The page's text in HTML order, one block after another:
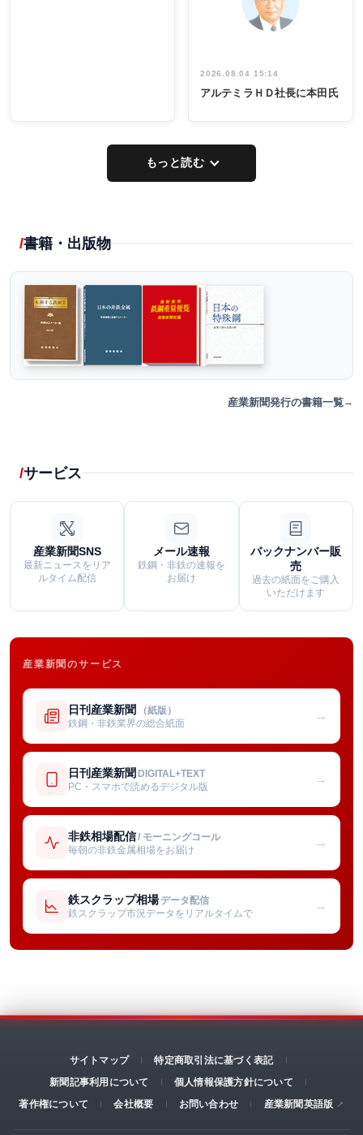
2026.08.04 15:14
アルテミラＨＤ社長に本田氏
もっと読む
書籍・出版物
産業新聞発行の書籍一覧
サービス
産業新聞SNS
最新ニュースをリア
ルタイム配信
メール速報
鉄鋼・非鉄の速報を
お届け
バックナンバー販
売
過去の紙面をご購入
いただけます
産業新聞のサービス
日刊産業新聞 （紙版）
鉄鋼・非鉄業界の総合紙面
→
日刊産業新聞 DIGITAL+TEXT
PC・スマホで読めるデジタル版
→
非鉄相場配信/ モーニングコール
毎朝の非鉄金属相場をお届け
→
鉄スクラップ相場 データ配信
鉄スクラップ市況データをリアルタイムで
→
サイトマップ
特定商取引法に基づく表記
新聞記事利用について
個人情報保護方針について
著作権について
会社概要 お問い合わせ 産業新聞英語版